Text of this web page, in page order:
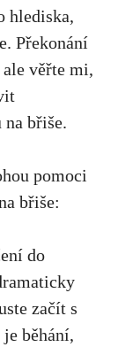
hlediska,
Překonání
věřte mi,
břiše.
pomoci
břiše:
do
začít s
běhání,